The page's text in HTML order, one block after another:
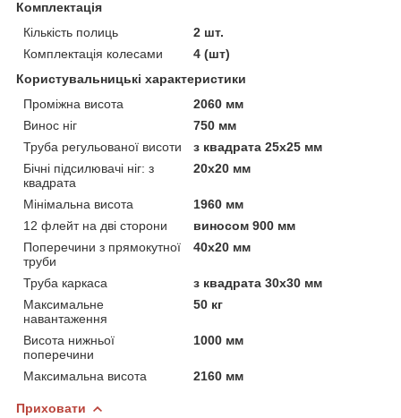
Комплектація
Кількість полиць
2 шт.
Комплектація колесами
4 (шт)
Користувальницькі характеристики
Проміжна висота
2060 мм
Винос ніг
750 мм
Труба регульованої висоти
з квадрата 25х25 мм
Бічні підсилювачі ніг: з
квадрата
20х20 мм
Мінімальна висота
1960 мм
12 флейт на дві сторони
виносом 900 мм
Поперечини з прямокутної
труби
40х20 мм
Труба каркаса
з квадрата 30х30 мм
Максимальне
навантаження
50 кг
Висота нижньої
поперечини
1000 мм
Максимальна висота 2160 мм
Приховати